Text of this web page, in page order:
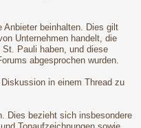
Anbieter beinhalten. Dies gilt
Unternehmen handelt, die
Pauli haben, und diese
abgesprochen wurden.
in einem Thread zu
Dies bezieht sich insbesondere